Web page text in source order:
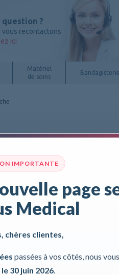
IMPORTANTE
page
Medical
chères clientes,
passées à vos côtés, nous
30 juin 2026
question ?
vous recontactons
ici
Matériel
de soins
Bandagisterie